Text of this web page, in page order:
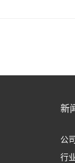
新
公
行